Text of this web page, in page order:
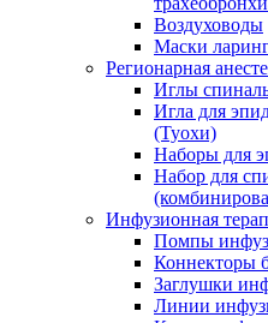
Воздуховоды
Маски
Регионарная
Иглы
Игла для
(Туохи)
Наборы для
Набор для
Инфузионная
Помпы
Коннекторы
Заглушки
Линии